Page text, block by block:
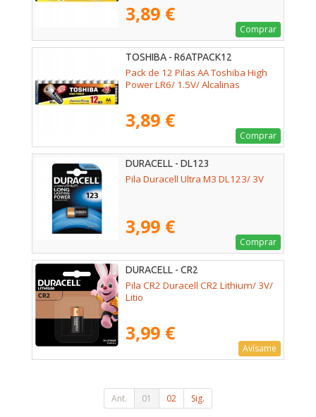
3,89 €
Comprar
TOSHIBA - R6ATPACK12
Pack de 12 Pilas AA Toshiba High
Power LR6/ 1.5V/ Alcalinas
3,89 €
Comprar
DURACELL - DL123
Pila Duracell Ultra M3 DL123/ 3V
3,99 €
Comprar
DURACELL - CR2
Pila CR2 Duracell CR2 Lithium/ 3V/
Litio
3,99 €
Avísame
Ant. 01 02 Sig.